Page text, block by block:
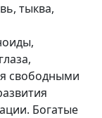
тыква,
свободными
Богатые